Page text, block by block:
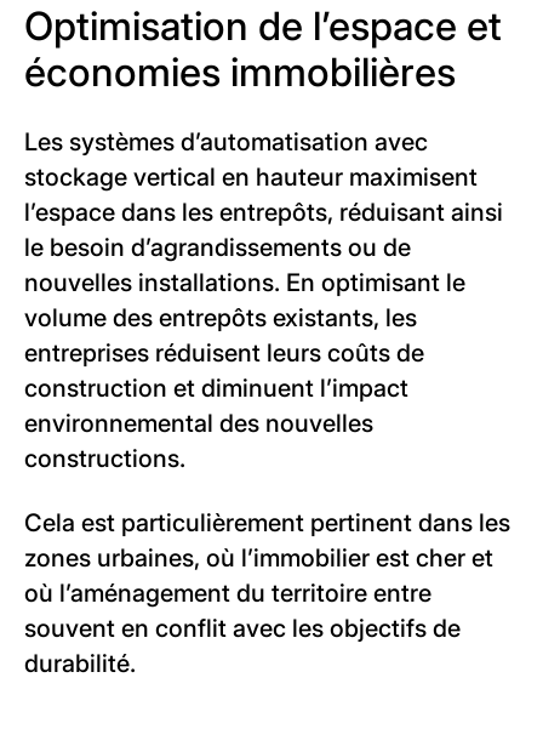
Optimisation de l’espace et
économies immobilières
Les systèmes d’automatisation avec
stockage vertical en hauteur maximisent
l’espace dans les entrepôts, réduisant ainsi
le besoin d’agrandissements ou de
nouvelles installations. En optimisant le
volume des entrepôts existants, les
entreprises réduisent leurs coûts de
construction et diminuent l’impact
environnemental des nouvelles
constructions.
Cela est particulièrement pertinent dans les
zones urbaines, où l’immobilier est cher et
où l’aménagement du territoire entre
souvent en conflit avec les objectifs de
durabilité.